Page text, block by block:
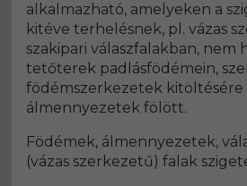
alkalmazható, amelyeken a
kitéve terhelésnek, pl. vázas
szakipari válaszfalakban, nem
tetőterek padlásfödémein,
födémszerkezetek kitöltésére
álmennyezetek fölött.
Födémek, álmennyezetek,
(vázas szerkezetű) falak